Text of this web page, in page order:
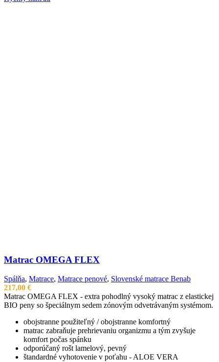
Matrac OMEGA FLEX
Spálňa, Matrace, Matrace penové, Slovenské matrace Benab
217,00 €
Matrac OMEGA FLEX - extra pohodlný vysoký matrac z elastickej
BIO peny so špeciálnym sedem zónovým odvetrávaným systémom.
obojstranne použiteľný / obojstranne komfortný
matrac zabraňuje prehrievaniu organizmu a tým zvyšuje
komfort počas spánku
odporúčaný rošt lamelový, pevný
štandardné vyhotovenie v poťahu - ALOE VERA